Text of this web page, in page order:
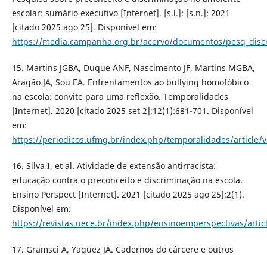
escolar: sumário executivo [Internet]. [s.l.]: [s.n.]; 2021
[citado 2025 ago 25]. Disponível em:
https://media.campanha.org.br/acervo/documentos/
15. Martins JGBA, Duque ANF, Nascimento JF, Martins MGBA,
Aragão JA, Sou EA. Enfrentamentos ao bullying homofóbico
na escola: convite para uma reflexão. Temporalidades
[Internet]. 2020 [citado 2025 set 2];12(1):681-701. Disponível
em:
https://periodicos.ufmg.br/index.php/temporalidades/article/
16. Silva I, et al. Atividade de extensão antirracista:
educação contra o preconceito e discriminação na escola.
Ensino Perspect [Internet]. 2021 [citado 2025 ago 25];2(1).
Disponível em:
https://revistas.uece.br/index.php/ensinoemperspectivas/
17. Gramsci A, Yagüez JA. Cadernos do cárcere e outros